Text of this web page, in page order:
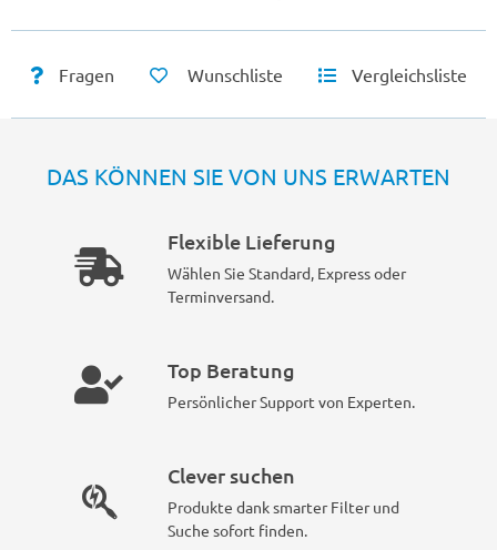
Fragen Wunschliste Vergleichsliste
DAS KÖNNEN SIE VON UNS ERWARTEN
Flexible Lieferung
Wählen Sie Standard, Express oder
Terminversand.
Top Beratung
Persönlicher Support von Experten.
Clever suchen
Produkte dank smarter Filter und
Suche sofort finden.